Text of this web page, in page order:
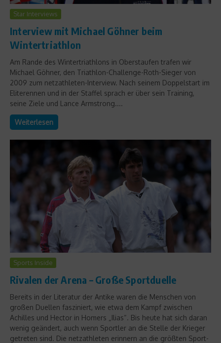
Star Interviews
Interview mit Michael Göhner beim
Wintertriathlon
Am Rande des Wintertriathlons in Oberstaufen trafen wir
Michael Göhner, den Triathlon-Challenge-Roth-Sieger von
2009 zum netzathleten-Interview. Nach seinem Doppelstart im
Eliterennen und in der Staffel sprach er über sein Training,
seine Ziele und Lance Armstrong....
Weiterlesen
Sports Inside
Rivalen der Arena – Große Sportduelle
Bereits in der Literatur der Antike waren die Menschen von
großen Duellen fasziniert, wie etwa dem Kampf zwischen
Achilles und Hector in Homers „Ilias“. Bis heute hat sich daran
wenig geändert, auch wenn Sportler an die Stelle der Krieger
getreten sind. Die netzathleten erinnern an die größten Sport-